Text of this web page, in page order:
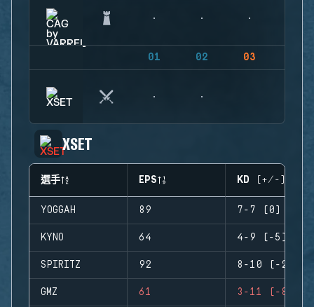
01 02 03
XSET
選手 EPS KD (+/-)
YOGGAH 89 7-7 (0)
KYNO 64 4-9 (-5)
SPIRITZ 92 8-10 (-2)
GMZ 61 3-11 (-8)